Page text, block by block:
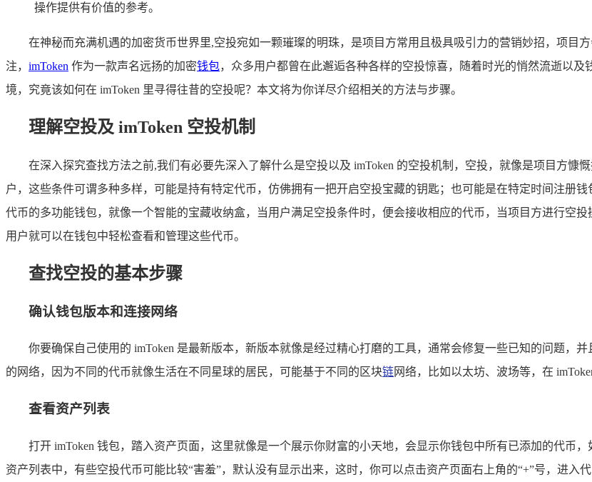
操作提供有价值的参考。
在神秘而充满机遇的加密货币世界里,空投宛如一颗璀璨的明珠，是项目方常用且极具吸引力的营销妙招，项目
注， imToken 作为一款声名远扬的加密钱包，众多用户都曾在此邂逅各种各样的空投惊喜，随着时光的悄然流逝以
境，究竟该如何在 imToken 里寻得往昔的空投呢？本文将为你详尽介绍相关的方法与步骤。
理解空投及 imToken 空投机制
在深入探究查找方法之前,我们有必要先深入了解什么是空投以及 imToken 的空投机制，空投，就像是项目方慷
户，这些条件可谓多种多样，可能是持有特定代币，仿佛拥有一把开启空投宝藏的钥匙；也可能是在特定时间注册
代币的多功能钱包，就像一个智能的宝藏收纳盒，当用户满足空投条件时，便会接收相应的代币，当项目方进行空
用户就可以在钱包中轻松查看和管理这些代币。
查找空投的基本步骤
确认钱包版本和连接网络
你要确保自己使用的 imToken 是最新版本，新版本就像是经过精心打磨的工具，通常会修复一些已知的问题，
的网络，因为不同的代币就像生活在不同星球的居民，可能基于不同的区块链网络，比如以太坊、波场等，在
查看资产列表
打开 imToken 钱包，踏入资产页面，这里就像是一个展示你财富的小天地，会显示你钱包中所有已添加的代币
资产列表中，有些空投代币可能比较“害羞”，默认没有显示出来，这时，你可以点击资产页面右上角的“+”号，进